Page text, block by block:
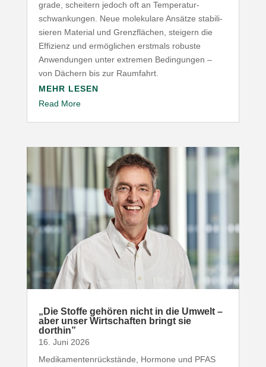
grade, scheitern jedoch oft an Tempe­ra­tur­
schwan­kungen. Neue mole­kulare Ansätze stabi­li­
sieren Material und Grenz­flächen, steigern die
Effizienz und ermög­lichen erstmals robuste
Anwen­dungen unter extremen Bedin­gungen –
von Dächern bis zur Raumfahrt.
MEHR LESEN
Read More
„ Die Stoffe gehören nicht in die Umwelt –
aber unser Wirt­schaften bringt sie
dorthin”
16. Juni 2026
Medi­ka­men­ten­rück­stände, Hormone und PFAS